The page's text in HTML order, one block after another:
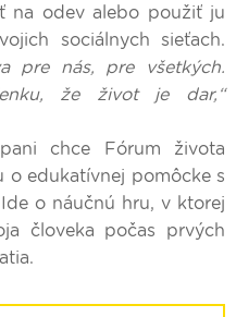
na odev alebo použiť ju
sociálnych sieťach.
pre nás, pre všetkých.
že život je dar,“
chce Fórum života
o edukatívnej pomôcke s
o náučnú hru, v ktorej
človeka počas prvých